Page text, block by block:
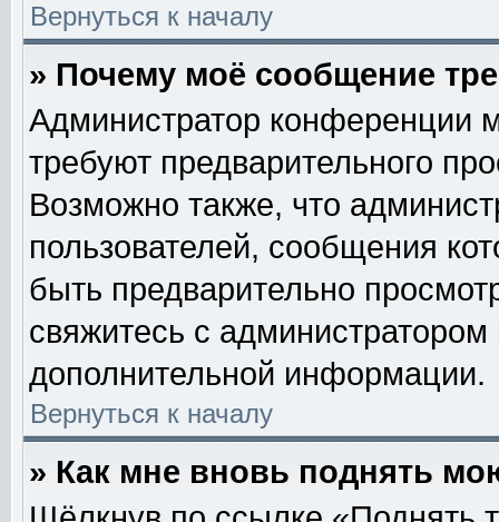
Вернуться к началу
» Почему моё сообщение
Администратор конференции
требуют предварительного
Возможно также, что
пользователей, сообщения
быть предварительно
свяжитесь с
дополнительной информации.
Вернуться к началу
» Как мне вновь поднять